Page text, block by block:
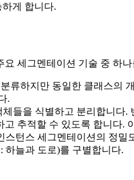
게 합니다.
세그멘테이션 기술 중 하
류하지만 동일한 클래스의
.
들을 식별하고 분리합니
추적할 수 있도록 합니다.
턴스 세그멘테이션의 정
하늘과 도로)를 구별합니다.